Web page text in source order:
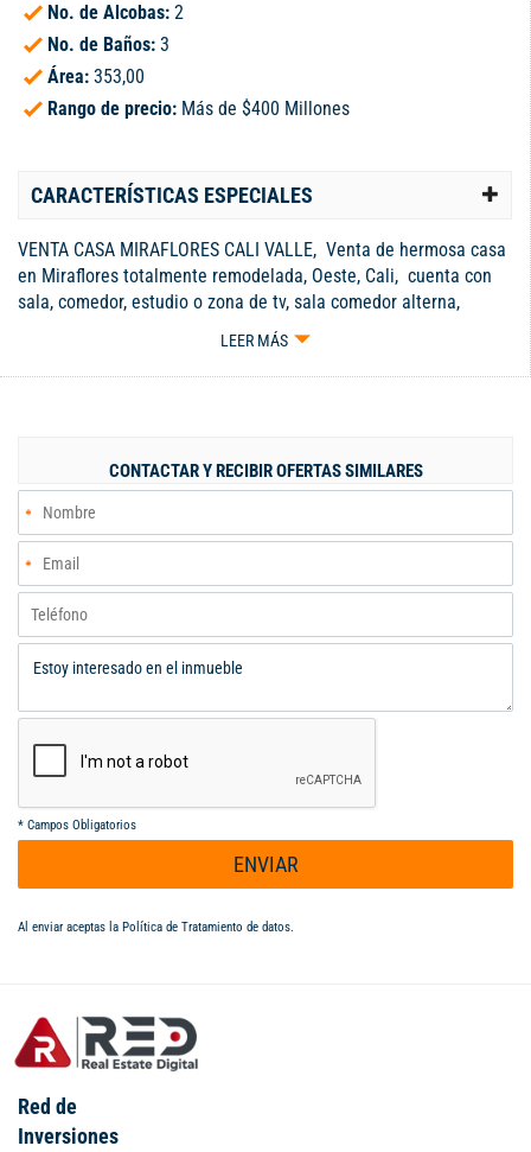
No. de Alcobas: 2
No. de Baños: 3
Área: 353,00
Rango de precio: Más de $400 Millones
CARACTERÍSTICAS ESPECIALES
VENTA CASA MIRAFLORES CALI VALLE, Venta de hermosa casa
en Miraflores totalmente remodelada, Oeste, Cali, cuenta con
sala, comedor, estudio o zona de tv, sala comedor alterna,
amplio cuarto principal con closet , baño con salida a amplio
balcón y con sala de estar, un cuarto con closet y baño, baño
social, amplios corredores, diversos ambientes, con mucha
mayor gusto y delicados.
LEER MÁS
CONTACTAR Y RECIBIR OFERTAS SIMILARES
* Campos Obligatorios
ENVIAR
Al enviar aceptas la Política de Tratamiento de datos.
Red de
Inversiones